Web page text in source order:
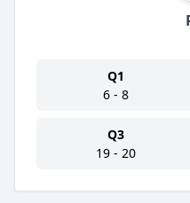
Q1
6 - 8
Q3
19 - 20